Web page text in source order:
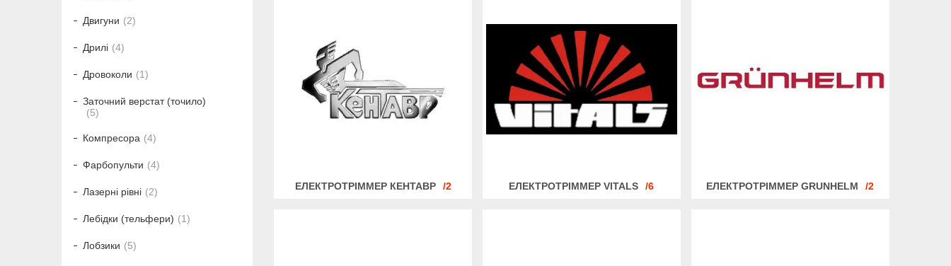
ЕЛЕКТРОТРІММЕР КЕНТАВР 2 ЕЛЕКТРОТРІММЕР VITALS 6 ЕЛЕКТРОТРІММЕР GRUNHELM 2
Двигуни 2
Дрилі 4
Дровоколи 1
Заточний верстат (точило)
5
Компресора 4
Фарбопульти 4
Лазерні рівні 2
Лебідки (тельфери) 1
Лобзики 5